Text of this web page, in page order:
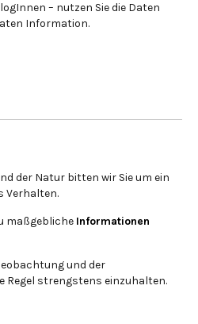
– nutzen Sie die Daten
Information.
der Natur bitten wir Sie um ein
Verhalten.
maßgebliche Informationen
und der
Regel strengstens einzuhalten.